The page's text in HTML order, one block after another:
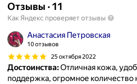
Отзывы · 11
Как Яндекс проверяет отзывы
Анастасия Петровская
10 отзывов
25 октября 2022
Достоинства:Отличная кожа,
поддержка, огромное количество